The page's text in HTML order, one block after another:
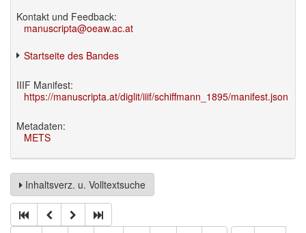
Kontakt und Feedback:
manuscripta@oeaw.ac.at
Startseite des Bandes
IIIF Manifest:
https://manuscripta.at/diglit/iiif/schiffmann_1895/manifest.json
Metadaten:
METS
Inhaltsverz. u. Volltextsuche